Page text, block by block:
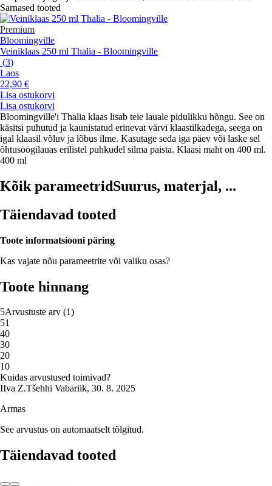
Sarnased tooted
Premium
Bloomingville
Veiniklaas 250 ml Thalia - Bloomingville
(3)
Laos
22,90 €
Lisa ostukorvi
Lisa ostukorvi
Bloomingville'i Thalia klaas lisab teie lauale pidulikku hõngu. See on
käsitsi puhutud ja kaunistatud erinevat värvi klaastilkadega, seega on
igal klaasil võluv ja lõbus ilme. Kasutage seda iga päev või laske sel
õhtusöögilauas erilistel puhkudel silma paista. Klaasi maht on 400 ml.
400 ml
Kõik parameetridSuurus, materjal, ...
Täiendavad tooted
Toote informatsiooni päring
Kas vajate nõu parameetrite või valiku osas?
Toote hinnang
5Arvustuste arv (1)
51
40
30
20
10
Kuidas arvustused toimivad?
IIva Z.Tšehhi Vabariik, 30. 8. 2025
Armas
See arvustus on automaatselt tõlgitud.
Täiendavad tooted